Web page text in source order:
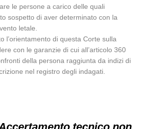
le persone a carico delle quali
sospetto di aver determinato con la
letale.
l’orientamento di questa Corte sulla
con le garanzie di cui all’articolo 360
della persona raggiunta da indizi di
nel registro degli indagati.